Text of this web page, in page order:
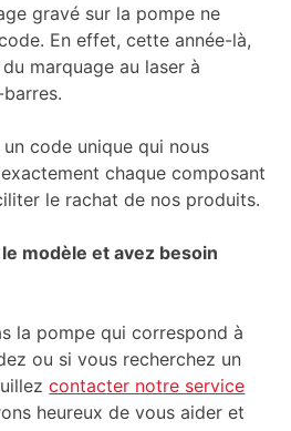
gravé sur la pompe ne
En effet, cette année-là,
marquage au laser à
un code unique qui nous
chaque composant
le rachat de nos produits.
modèle et avez besoin
la pompe qui correspond à
ou si vous recherchez un
contacter notre service
heureux de vous aider et